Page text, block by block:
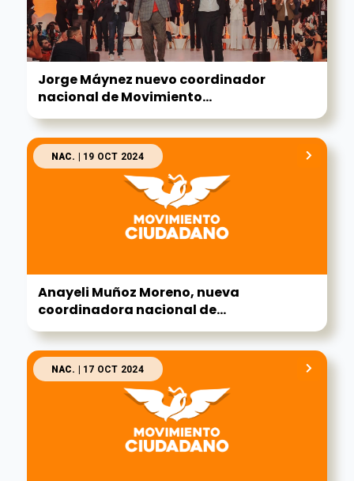
Jorge Máynez nuevo coordinador
nacional de Movimiento...
NAC. | 19 OCT 2024
Anayeli Muñoz Moreno, nueva
coordinadora nacional de...
NAC. | 17 OCT 2024